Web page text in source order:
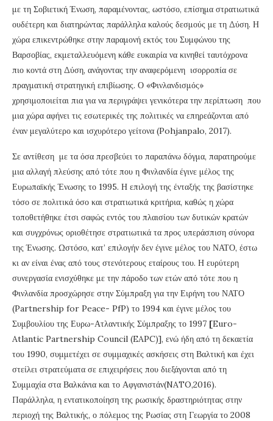
με τη Σοβιετική Ένωση, παραμένοντας, ωστόσο, επίσημα στρατιωτικά
ουδέτερη και διατηρώντας παράλληλα καλούς δεσμούς με τη Δύση. Η
χώρα επικεντρώθηκε στην παραμονή εκτός του Συμφώνου της
Βαρσοβίας, εκμεταλλευόμενη κάθε ευκαιρία να κινηθεί ταυτόχρονα
πιο κοντά στη Δύση, ανάγοντας την αναφερόμενη ισορροπία σε
πραγματική στρατηγική επιβίωσης. Ο «Φινλανδισμός»
χρησιμοποιείται πια για να περιγράψει γενικότερα την περίπτωση που
μια χώρα αφήνει τις εσωτερικές της πολιτικές να επηρεάζονται από
έναν μεγαλύτερο και ισχυρότερο γείτονα (Pohjanpalo, 2017).
Σε αντίθεση με τα όσα πρεσβεύει το παραπάνω δόγμα, παρατηρούμε
μια αλλαγή πλεύσης από τότε που η Φινλανδία έγινε μέλος της
Ευρωπαϊκής Ένωσης το 1995. Η επιλογή της ένταξής της βασίστηκε
τόσο σε πολιτικά όσο και στρατιωτικά κριτήρια, καθώς η χώρα
τοποθετήθηκε έτσι σαφώς εντός του πλαισίου των δυτικών κρατών
και συγχρόνως οριοθέτησε στρατιωτικά τα προς υπεράσπιση σύνορα
της Ένωσης. Ωστόσο, κατ’ επιλογήν δεν έγινε μέλος του ΝΑΤΟ, έστω
κι αν είναι ένας από τους στενότερους εταίρους του. Η ευρύτερη
συνεργασία ενισχύθηκε με την πάροδο των ετών από τότε που η
Φινλανδία προσχώρησε στην Σύμπραξη για την Ειρήνη του ΝΑΤΟ
(Partnership for Peace- PfP) το 1994 και έγινε μέλος του
Συμβουλίου της Ευρω-Ατλαντικής Σύμπραξης το 1997 [Euro-
Atlantic Partnership Council (EAPC)], ενώ ήδη από τη δεκαετία
του 1990, συμμετέχει σε συμμαχικές ασκήσεις στη Βαλτική και έχει
στείλει στρατεύματα σε επιχειρήσεις που διεξάγονται από τη
Συμμαχία στα Βαλκάνια και το Αφγανιστάν(NATO,2016).
Παράλληλα, η εντατικοποίηση της ρωσικής δραστηριότητας στην
περιοχή της Βαλτικής, ο πόλεμος της Ρωσίας στη Γεωργία το 2008